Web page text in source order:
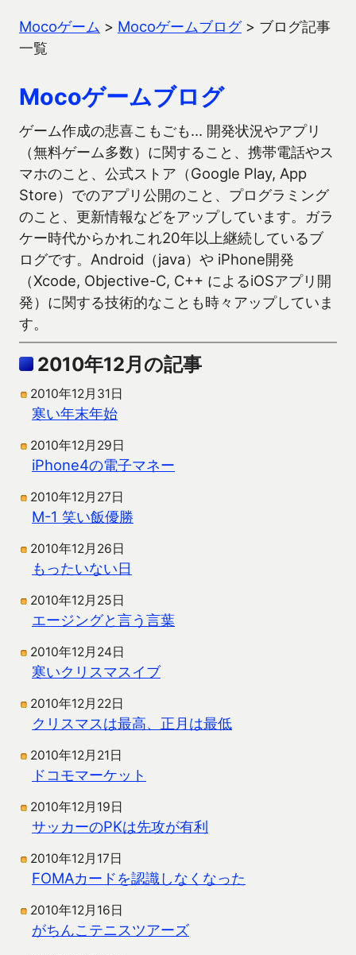
Mocoゲーム > Mocoゲームブログ> ブログ記事
一覧
Mocoゲームブログ
ゲーム作成の悲喜こもごも… 開発状況やアプリ
（無料ゲーム多数）に関すること、携帯電話やス
マホのこと、公式ストア（Google Play, App
Store）でのアプリ公開のこと、プログラミング
のこと、更新情報などをアップしています。ガラ
ケー時代からかれこれ20年以上継続しているブ
ログです。Android（java）や iPhone開発
（Xcode, Objective-C, C++ によるiOSアプリ開
発）に関する技術的なことも時々アップしていま
す。
2010年12月の記事
2010年12月31日
寒い年末年始
2010年12月29日
iPhone4の電子マネー
2010年12月27日
M-1 笑い飯優勝
2010年12月26日
もったいない日
2010年12月25日
エージングと言う言葉
2010年12月24日
寒いクリスマスイブ
2010年12月22日
クリスマスは最高、正月は最低
2010年12月21日
ドコモマーケット
2010年12月19日
サッカーのPKは先攻が有利
2010年12月17日
FOMAカードを認識しなくなった
2010年12月16日
がちんこテニスツアーズ